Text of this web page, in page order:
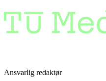
Ansvarlig redaktør